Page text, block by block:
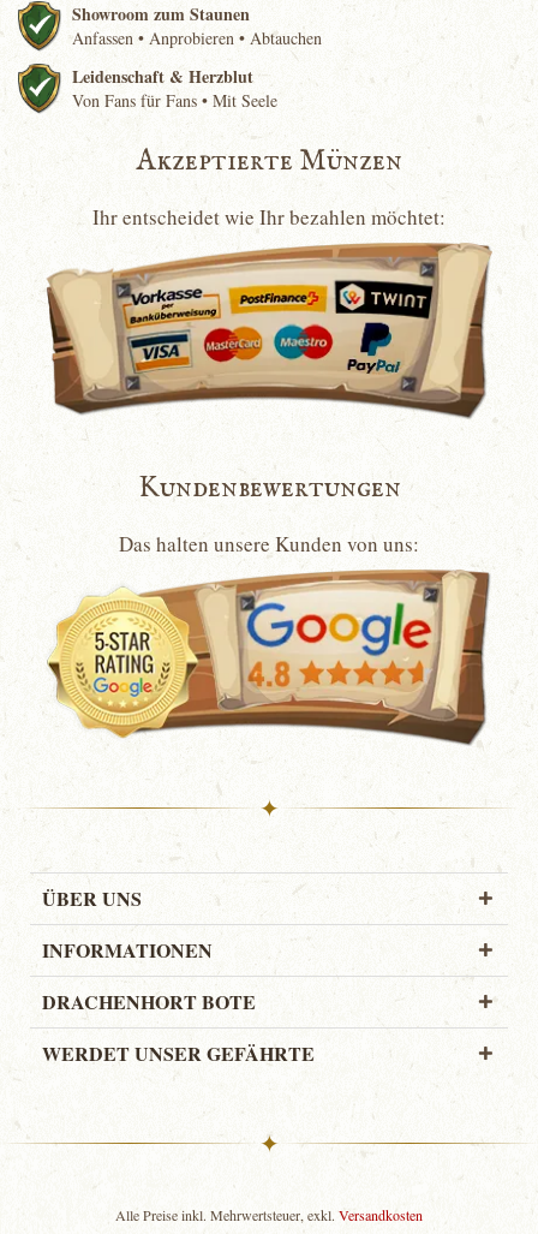
Showroom zum Staunen
Anfassen • Anprobieren • Abtauchen
Leidenschaft & Herzblut
Von Fans für Fans • Mit Seele
Akzeptierte Münzen
Ihr entscheidet wie Ihr bezahlen möchtet:
Kundenbewertungen
Das halten unsere Kunden von uns:
✦
ÜBER UNS
INFORMATIONEN
DRACHENHORT BOTE
WERDET UNSER GEFÄHRTE
✦
Alle Preise inkl. Mehrwertsteuer, exkl. Versandkosten